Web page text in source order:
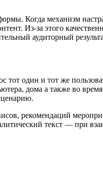
Когда механизм
Из-за этого
аудиторный
один и тот же
дома а также во
рекомендаций
текст — при